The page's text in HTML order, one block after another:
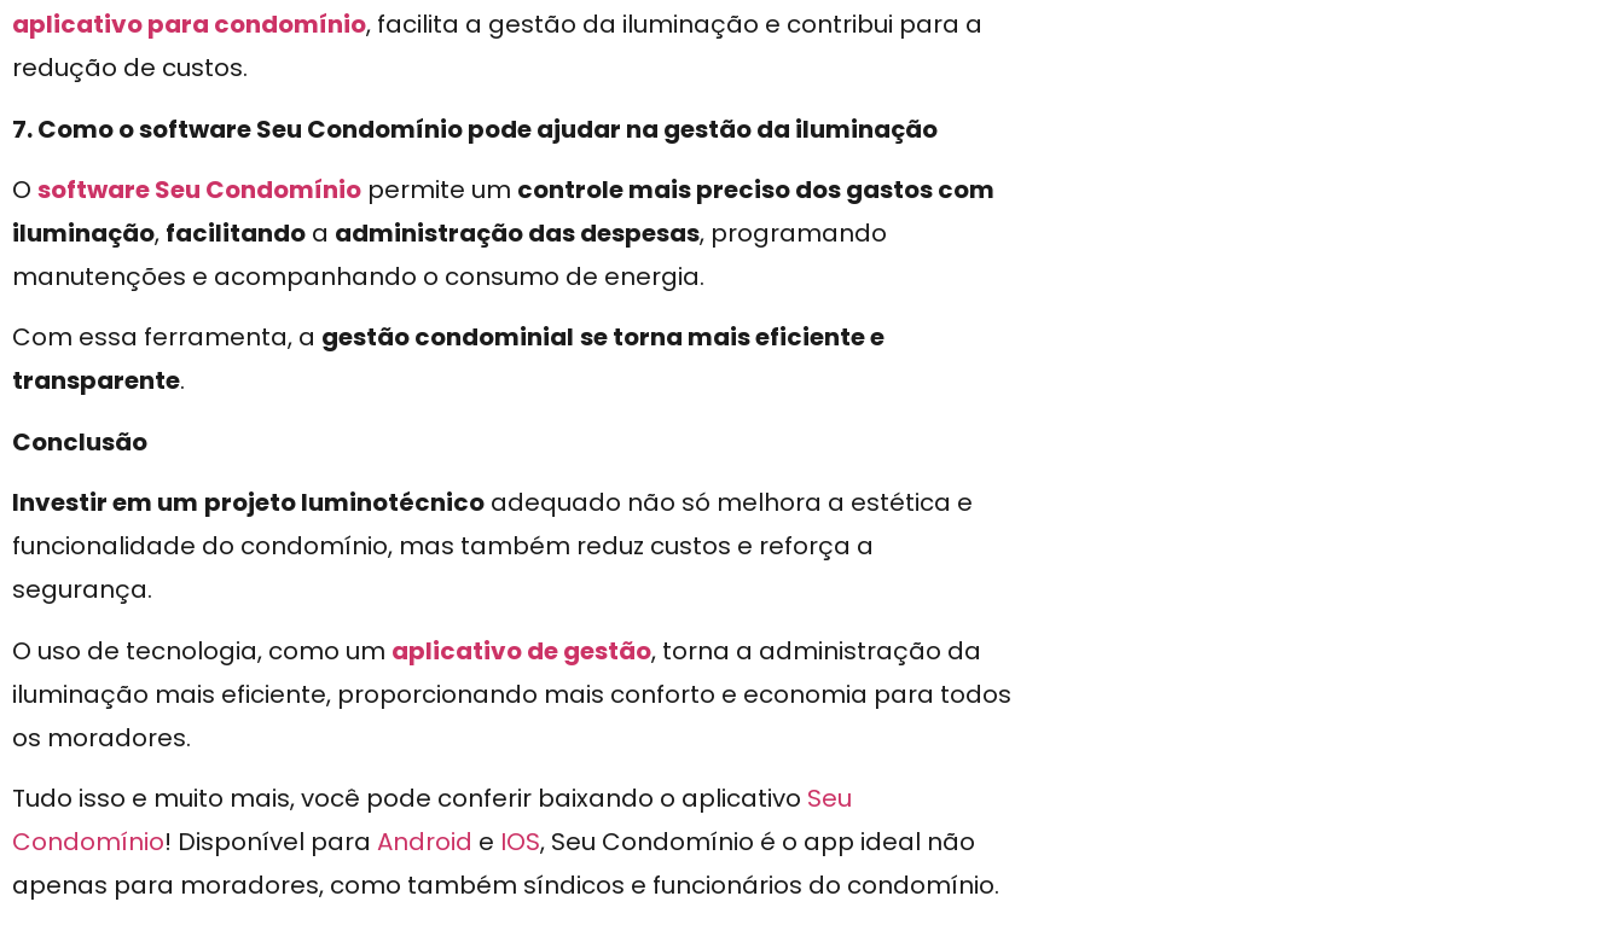
aplicativo para condomínio, facilita a gestão da iluminação e contribui para a
redução de custos.
7. Como o software Seu Condomínio pode ajudar na gestão da iluminação
O software Seu Condomínio permite um controle mais preciso dos gastos com
iluminação, facilitando a administração das despesas, programando
manutenções e acompanhando o consumo de energia.
Com essa ferramenta, a gestão condominial se torna mais eficiente e
transparente.
Conclusão
Investir em um projeto luminotécnico adequado não só melhora a estética e
funcionalidade do condomínio, mas também reduz custos e reforça a
segurança.
O uso de tecnologia, como um aplicativo de gestão, torna a administração da
iluminação mais eficiente, proporcionando mais conforto e economia para todos
os moradores.
Tudo isso e muito mais, você pode conferir baixando o aplicativo Seu
Condomínio! Disponível para Android e IOS, Seu Condomínio é o app ideal não
apenas para moradores, como também síndicos e funcionários do condomínio.